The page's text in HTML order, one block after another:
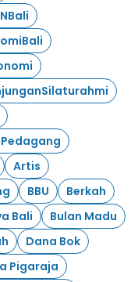
Artis
BBU
Berkah
Bali
Bulan Madu
Dana Bok
Pigaraja